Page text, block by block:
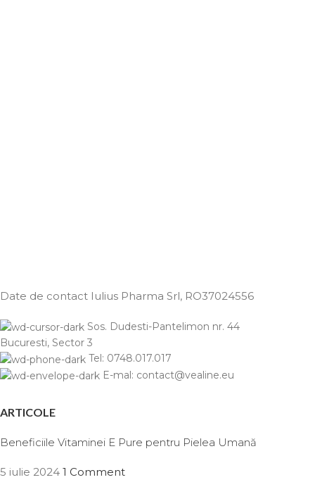
Date de contact Iulius Pharma Srl, RO37024556
Sos. Dudesti-Pantelimon nr. 44
Bucuresti, Sector 3
Tel: 0748.017.017
E-mal: contact@vealine.eu
ARTICOLE
Beneficiile Vitaminei E Pure pentru Pielea Umană
5 iulie 2024 1 Comment